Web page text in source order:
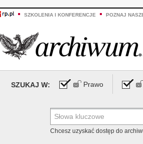
SZKOLENIA I KONFERENCJE POZNAJ
SZUKAJ W: Prawo
Chcesz uzyskać dostęp do